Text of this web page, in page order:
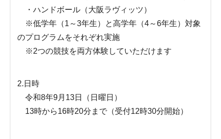
・ハンドボール（大阪ラヴィッツ）
※低学年（1～3年生）と高学年（4～6年生）対象
のプログラムをそれぞれ実施
※2つの競技を両方体験していただけます
2.日時
令和8年9月13日（日曜日）
13時から16時20分まで（受付12時30分開始）